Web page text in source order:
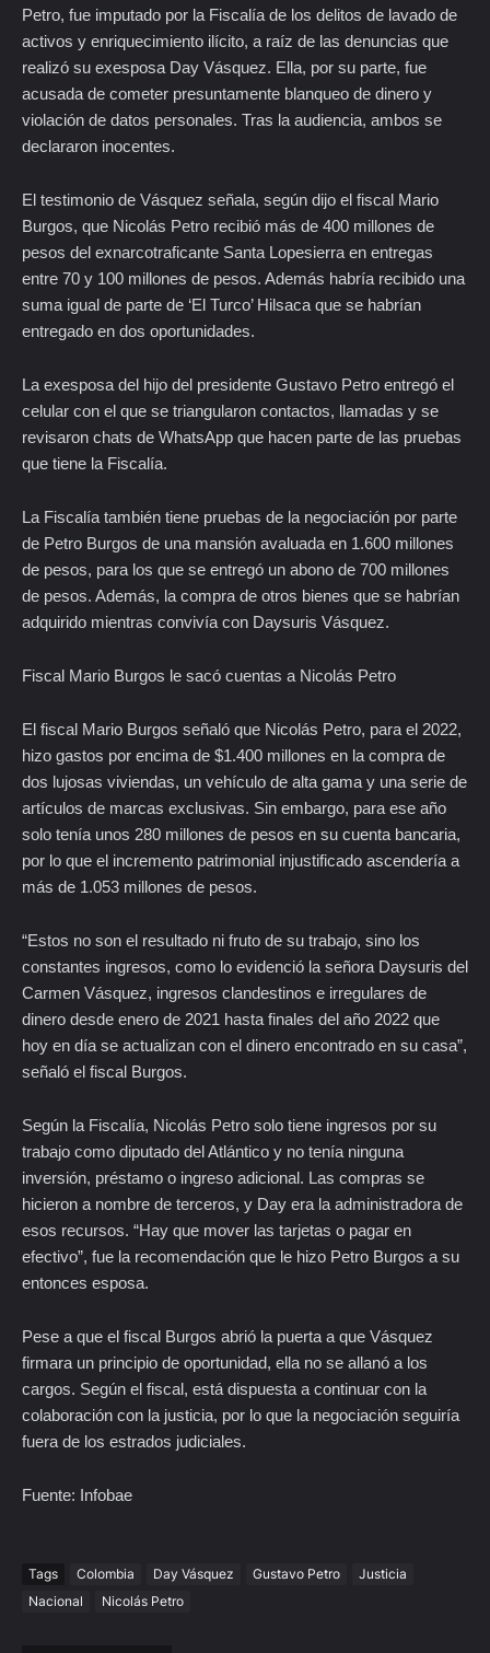
Petro, fue imputado por la Fiscalía de los delitos de lavado de
activos y enriquecimiento ilícito, a raíz de las denuncias que
realizó su exesposa Day Vásquez. Ella, por su parte, fue
acusada de cometer presuntamente blanqueo de dinero y
violación de datos personales. Tras la audiencia, ambos se
declararon inocentes.
El testimonio de Vásquez señala, según dijo el fiscal Mario
Burgos, que Nicolás Petro recibió más de 400 millones de
pesos del exnarcotraficante Santa Lopesierra en entregas
entre 70 y 100 millones de pesos. Además habría recibido una
suma igual de parte de ‘El Turco’ Hilsaca que se habrían
entregado en dos oportunidades.
La exesposa del hijo del presidente Gustavo Petro entregó el
celular con el que se triangularon contactos, llamadas y se
revisaron chats de WhatsApp que hacen parte de las pruebas
que tiene la Fiscalía.
La Fiscalía también tiene pruebas de la negociación por parte
de Petro Burgos de una mansión avaluada en 1.600 millones
de pesos, para los que se entregó un abono de 700 millones
de pesos. Además, la compra de otros bienes que se habrían
adquirido mientras convivía con Daysuris Vásquez.
Fiscal Mario Burgos le sacó cuentas a Nicolás Petro
El fiscal Mario Burgos señaló que Nicolás Petro, para el 2022,
hizo gastos por encima de $1.400 millones en la compra de
dos lujosas viviendas, un vehículo de alta gama y una serie de
artículos de marcas exclusivas. Sin embargo, para ese año
solo tenía unos 280 millones de pesos en su cuenta bancaria,
por lo que el incremento patrimonial injustificado ascendería a
más de 1.053 millones de pesos.
“Estos no son el resultado ni fruto de su trabajo, sino los
constantes ingresos, como lo evidenció la señora Daysuris del
Carmen Vásquez, ingresos clandestinos e irregulares de
dinero desde enero de 2021 hasta finales del año 2022 que
hoy en día se actualizan con el dinero encontrado en su casa”,
señaló el fiscal Burgos.
Según la Fiscalía, Nicolás Petro solo tiene ingresos por su
trabajo como diputado del Atlántico y no tenía ninguna
inversión, préstamo o ingreso adicional. Las compras se
hicieron a nombre de terceros, y Day era la administradora de
esos recursos. “Hay que mover las tarjetas o pagar en
efectivo”, fue la recomendación que le hizo Petro Burgos a su
entonces esposa.
Pese a que el fiscal Burgos abrió la puerta a que Vásquez
firmara un principio de oportunidad, ella no se allanó a los
cargos. Según el fiscal, está dispuesta a continuar con la
colaboración con la justicia, por lo que la negociación seguiría
fuera de los estrados judiciales.
Fuente: Infobae
Tags Colombia Day Vásquez Gustavo Petro
Justicia
Nacional
Nicolás Petro